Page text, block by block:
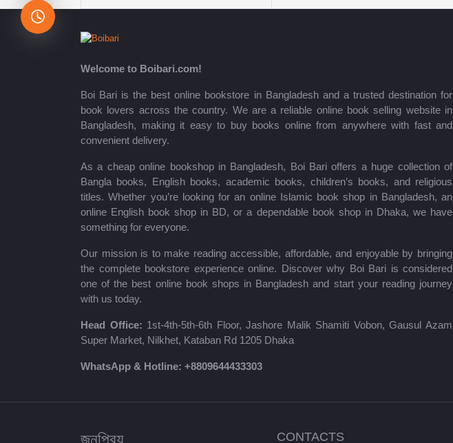
পাঞ্জেরী সম্পাদনা পর্ষদ
মফিজুল ইসলাম মিলন
রবীন্দ্রনাথ ঠাকুর
মোত্তাসিন পাহলভী
শায়খ আহমাদুল্লাহ
মোঃ খাইরুল আলম
ম্যাক্সিম গোর্কি
মহাদেব সাহা
প্রমথ চৌধুরী
Welcome to Boibari.com!
Boi Bari is the best online bookstore in Bangladesh and a trusted destination for
book lovers across the country. We are a reliable online book selling website in
Bangladesh, making it easy to buy books online from anywhere with fast and
convenient delivery.
As a cheap online bookshop in Bangladesh, Boi Bari offers a huge collection of
Bangla books, English books, academic books, children’s books, and religious
titles. Whether you’re looking for an online Islamic book shop in Bangladesh, an
online English book shop in BD, or a dependable book shop in Dhaka, we have
something for everyone.
Our mission is to make reading accessible, affordable, and enjoyable by bringing
the complete bookstore experience online. Discover why Boi Bari is considered
one of the best online book shops in Bangladesh and start your reading journey
with us today.
Head Office: 1st-4th-5th-6th Floor, Jashore Malik Shamiti Vobon, Gausul Azam
Super Market, Nilkhet, Kataban Rd 1205 Dhaka
WhatsApp & Hotline: +8809644433303
CONTACTS